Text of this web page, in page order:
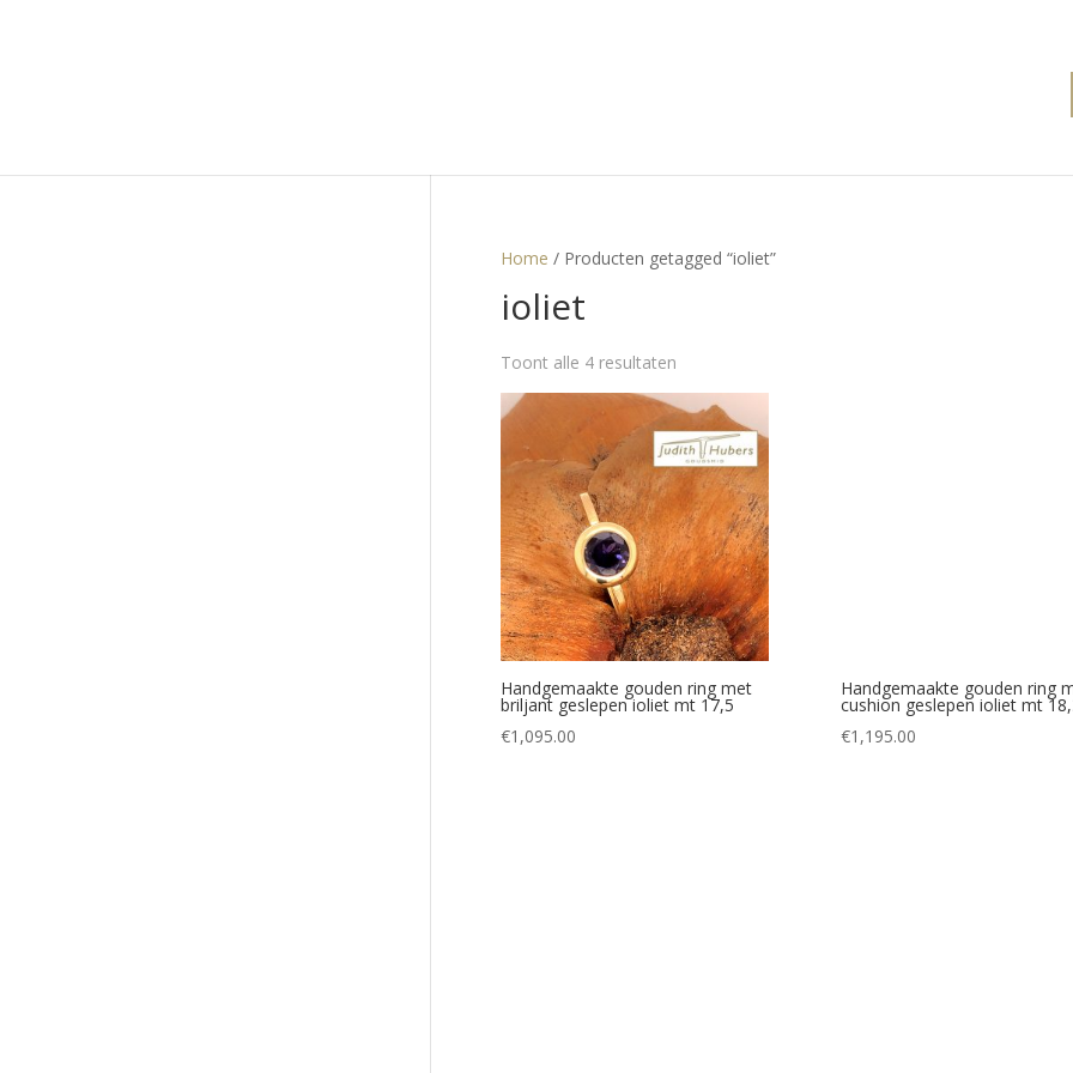
Home / Producten getagged “ioliet”
ioliet
Toont alle 4 resultaten
Handgemaakte gouden ring met
briljant geslepen ioliet mt 17,5
€1,095.00
Handgemaakte gouden ring
cushion geslepen ioliet mt
€1,195.00